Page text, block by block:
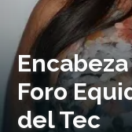
Foro
del Tec